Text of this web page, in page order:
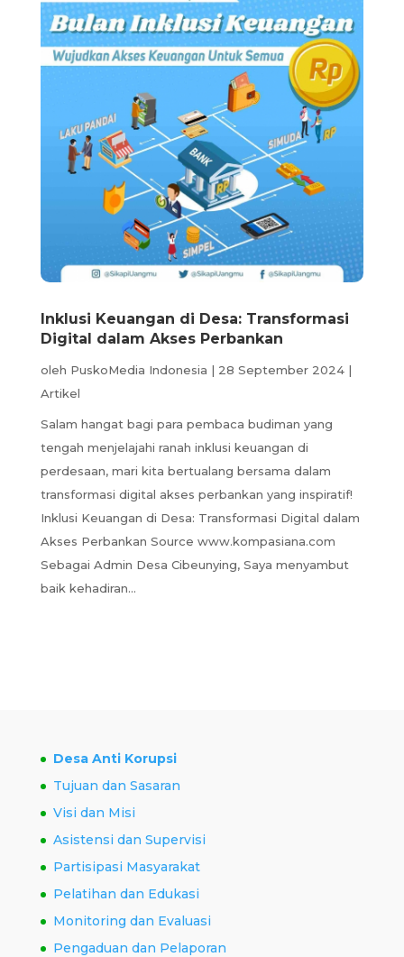
Inklusi Keuangan di Desa: Transformasi
Digital dalam Akses Perbankan
oleh PuskoMedia Indonesia | 28 September 2024|
Artikel
Salam hangat bagi para pembaca budiman yang
tengah menjelajahi ranah inklusi keuangan di
perdesaan, mari kita bertualang bersama dalam
transformasi digital akses perbankan yang inspiratif!
Inklusi Keuangan di Desa: Transformasi Digital dalam
Akses Perbankan Source www.kompasiana.com
Sebagai Admin Desa Cibeunying, Saya menyambut
baik kehadiran...
Desa Anti Korupsi
Tujuan dan Sasaran
Visi dan Misi
Asistensi dan Supervisi
Partisipasi Masyarakat
Pelatihan dan Edukasi
Monitoring dan Evaluasi
Pengaduan dan Pelaporan